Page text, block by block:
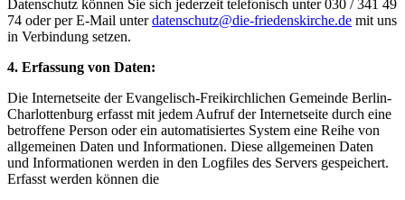
Datenschutz können Sie sich jederzeit telefonisch unter 030 / 341 49
74 oder per E-Mail unterdatenschutz@die-friedenskirche.de mit uns
in Verbindung setzen.
4. Erfassung von Daten:
Die Internetseite der Evangelisch-Freikirchlichen Gemeinde Berlin-
Charlottenburg erfasst mit jedem Aufruf der Internetseite durch eine
betroffene Person oder ein automatisiertes System eine Reihe von
allgemeinen Daten und Informationen. Diese allgemeinen Daten
und Informationen werden in den Logfiles des Servers gespeichert.
Erfasst werden können die